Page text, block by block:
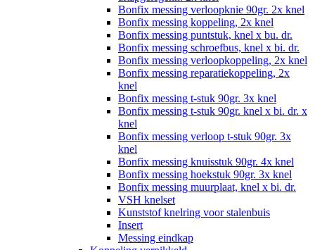
Bonfix messing verloopknie 90gr. 2x knel
Bonfix messing koppeling, 2x knel
Bonfix messing puntstuk, knel x bu. dr.
Bonfix messing schroefbus, knel x bi. dr.
Bonfix messing verloopkoppeling, 2x knel
Bonfix messing reparatiekoppeling, 2x
knel
Bonfix messing t-stuk 90gr. 3x knel
Bonfix messing t-stuk 90gr. knel x bi. dr. x
knel
Bonfix messing verloop t-stuk 90gr. 3x
knel
Bonfix messing knuisstuk 90gr. 4x knel
Bonfix messing hoekstuk 90gr. 3x knel
Bonfix messing muurplaat, knel x bi. dr.
VSH knelset
Kunststof knelring voor stalenbuis
Insert
Messing eindkap